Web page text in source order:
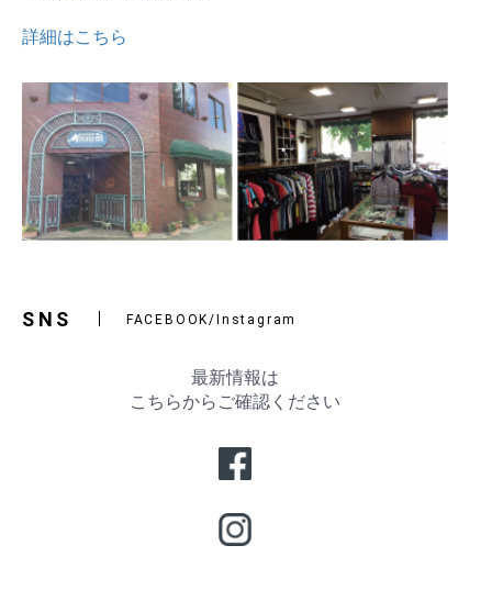
詳細はこちら
SNS FACEBOOK/Instagram
最新情報は
こちらからご確認ください